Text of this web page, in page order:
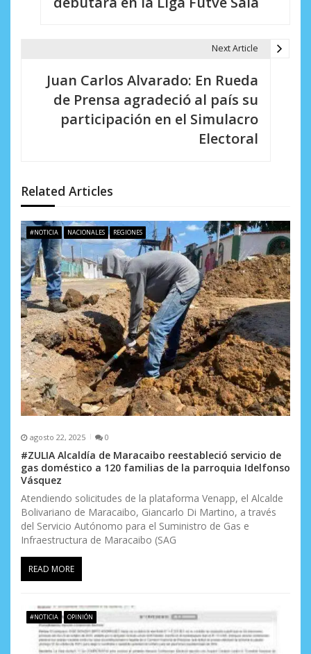
n
d
e
e
n
t
r
a
d
a
s
Next Article
Juan Carlos Alvarado: En Rueda
de Prensa agradeció al país su
participación en el Simulacro
Electoral
Related Articles
#NOTICIA NACIONALES REGIONES
agosto 22, 2025 0
#ZULIA Alcaldía de Maracaibo reestableció servicio de
gas doméstico a 120 familias de la parroquia Idelfonso
Vásquez
Atendiendo solicitudes de la plataforma Venapp, el Alcalde
Bolivariano de Maracaibo, Giancarlo Di Martino, a través
del Servicio Autónomo para el Suministro de Gas e
Infraestructura de Maracaibo (SAG
READ MORE
#NOTICIA OPINIÓN